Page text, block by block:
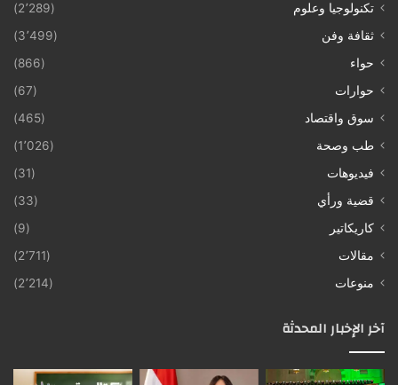
تكنولوجيا وعلوم
(2٬289)
ثقافة وفن
(3٬499)
حواء
(866)
حوارات
(67)
سوق واقتصاد
(465)
طب وصحة
(1٬026)
فيديوهات
(31)
قضية ورأي
(33)
كاريكاتير
(9)
مقالات
(2٬711)
منوعات
(2٬214)
آخر الإخبار المحدثة